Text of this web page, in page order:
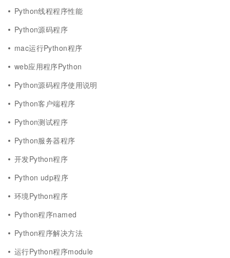
Python线程程序性能
Python源码程序
mac运行Python程序
web应用程序Python
Python源码程序使用说明
Python客户端程序
Python测试程序
Python服务器程序
开发Python程序
Python udp程序
环境Python程序
Python程序named
Python程序解决方法
运行Python程序module